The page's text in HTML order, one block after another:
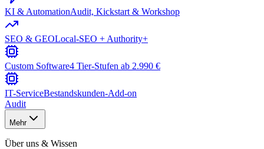
KI & AutomationAudit, Kickstart & Workshop
SEO & GEOLocal-SEO + Authority+
Custom Software4 Tier-Stufen ab 2.990 €
IT-ServiceBestandskunden-Add-on
Audit
Mehr
Über uns & Wissen